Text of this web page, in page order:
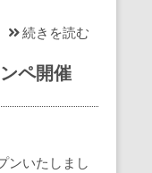
続きを読む
ペ開催
ンいたしまし